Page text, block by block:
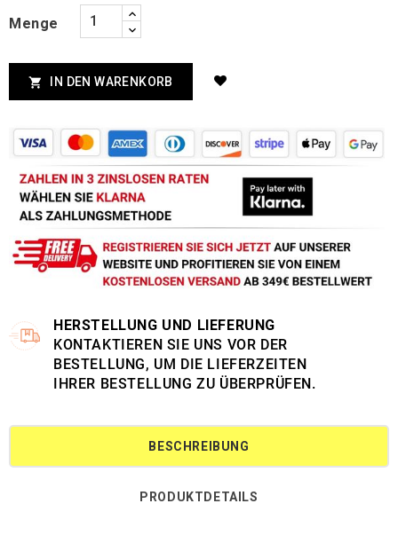
Menge
 IN DEN WARENKORB
HERSTELLUNG UND LIEFERUNG
KONTAKTIEREN SIE UNS VOR DER
BESTELLUNG, UM DIE LIEFERZEITEN
IHRER BESTELLUNG ZU ÜBERPRÜFEN.
BESCHREIBUNG
PRODUKTDETAILS